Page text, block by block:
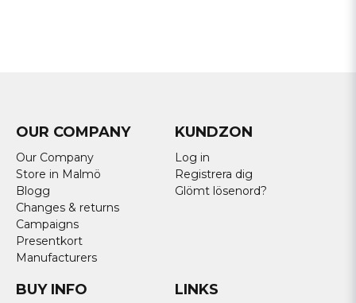
OUR COMPANY
Our Company
Store in Malmö
Blogg
Changes & returns
Campaigns
Presentkort
Manufacturers
KUNDZON
Log in
Registrera dig
Glömt lösenord?
BUY INFO LINKS